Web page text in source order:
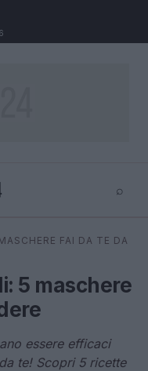
⌕
⌕ ×
FAI DA TE DA
5 maschere
essere efficaci
te! Scopri 5 ricette